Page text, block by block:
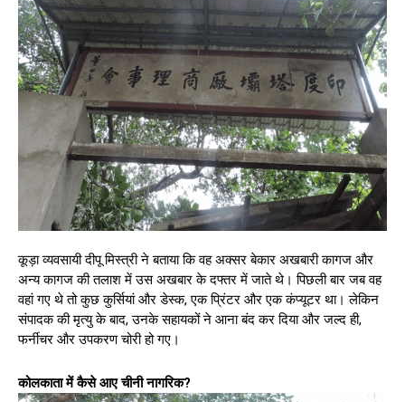
कूड़ा व्यवसायी दीपू मिस्त्री ने बताया कि वह अक्सर बेकार अखबारी कागज और
अन्य कागज की तलाश में उस अखबार के दफ्तर में जाते थे। पिछली बार जब वह
वहां गए थे तो कुछ कुर्सियां और डेस्क, एक प्रिंटर और एक कंप्यूटर था। लेकिन
संपादक की मृत्यु के बाद, उनके सहायकों ने आना बंद कर दिया और जल्द ही,
फर्नीचर और उपकरण चोरी हो गए।
​कोलकाता में कैसे आए चीनी नागरिक?​